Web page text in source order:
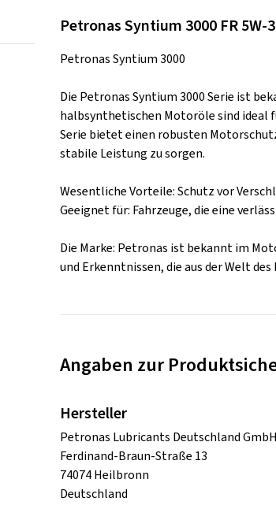
Petronas Syntium 3000 FR 5W-
Petronas Syntium 3000
Die Petronas Syntium 3000 Serie ist
halbsynthetischen Motoröle sind ideal
Serie bietet einen robusten
stabile Leistung zu sorgen.
Wesentliche Vorteile: Schutz vor
Geeignet für: Fahrzeuge, die eine
Die Marke: Petronas ist bekannt im
und Erkenntnissen, die aus der Welt
Angaben zur
Hersteller
Petronas Lubricants Deutschland GmbH
Ferdinand-Braun-Straße 13
74074 Heilbronn
Deutschland